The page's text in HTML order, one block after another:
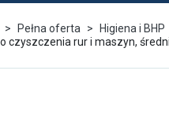
Pełna oferta Higiena i BHP
czyszczenia rur i maszyn,